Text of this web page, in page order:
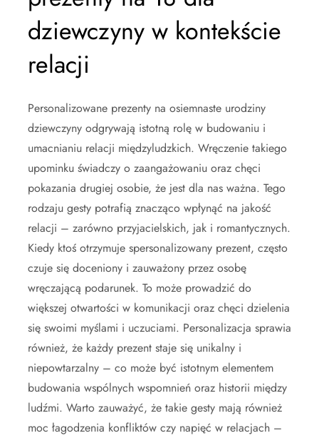
dziewczyny w kontekście
relacji
Personalizowane prezenty na osiemnaste urodziny
dziewczyny odgrywają istotną rolę w budowaniu i
umacnianiu relacji międzyludzkich. Wręczenie takiego
upominku świadczy o zaangażowaniu oraz chęci
pokazania drugiej osobie, że jest dla nas ważna. Tego
rodzaju gesty potrafią znacząco wpłynąć na jakość
relacji – zarówno przyjacielskich, jak i romantycznych.
Kiedy ktoś otrzymuje spersonalizowany prezent, często
czuje się doceniony i zauważony przez osobę
wręczającą podarunek. To może prowadzić do
większej otwartości w komunikacji oraz chęci dzielenia
się swoimi myślami i uczuciami. Personalizacja sprawia
również, że każdy prezent staje się unikalny i
niepowtarzalny – co może być istotnym elementem
budowania wspólnych wspomnień oraz historii między
ludźmi. Warto zauważyć, że takie gesty mają również
moc łagodzenia konfliktów czy napięć w relacjach –